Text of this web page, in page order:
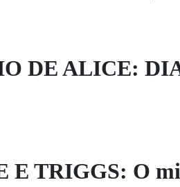
DE ALICE:
E TRIGGS: O